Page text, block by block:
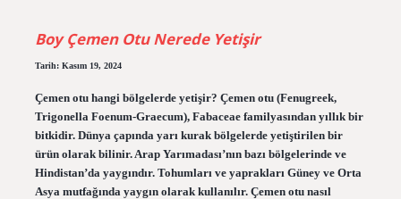
Boy Çemen Otu Nerede Yetişir
Tarih: Kasım 19, 2024
Çemen otu hangi bölgelerde yetişir? Çemen otu (Fenugreek,
Trigonella Foenum-Graecum), Fabaceae familyasından yıllık bir
bitkidir. Dünya çapında yarı kurak bölgelerde yetiştirilen bir
ürün olarak bilinir. Arap Yarımadası’nın bazı bölgelerinde ve
Hindistan’da yaygındır. Tohumları ve yaprakları Güney ve Orta
Asya mutfağında yaygın olarak kullanılır. Çemen otu nasıl